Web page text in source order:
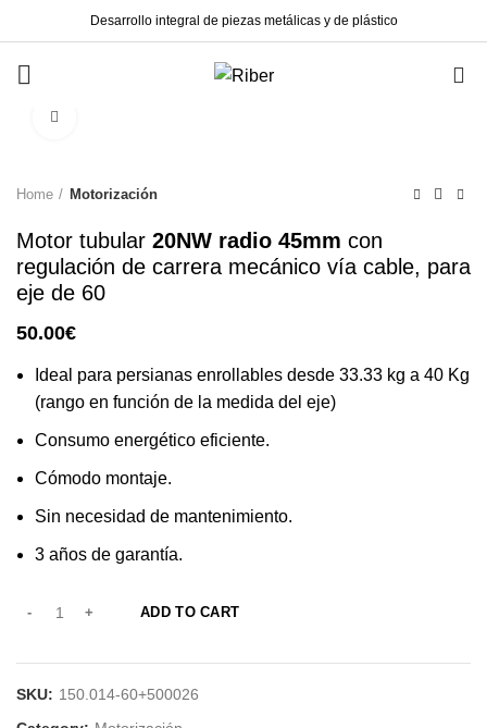
Desarrollo integral de piezas metálicas y de plástico
Home Motorización
Motor tubular 20NW radio 45mm con
regulación de carrera mecánico vía cable, para
eje de 60
50.00€
Ideal para persianas enrollables desde 33.33 kg a 40 Kg
(rango en función de la medida del eje)
Consumo energético eficiente.
Cómodo montaje.
Sin necesidad de mantenimiento.
3 años de garantía.
ADD TO CART
SKU: 150.014-60+500026